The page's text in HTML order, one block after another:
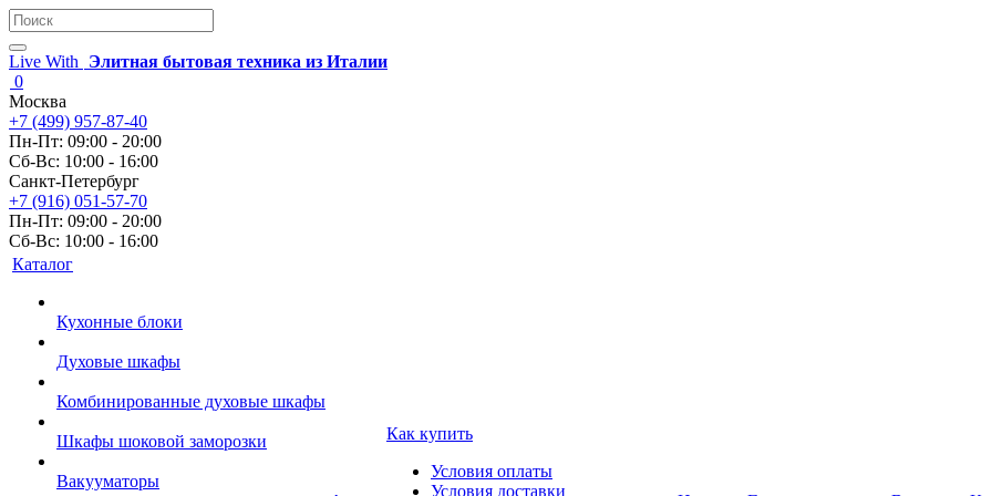
Live With
Элитная бытовая техника из Италии
0
Москва
+7 (499) 957-87-40
Пн-Пт: 09:00 - 20:00
Сб-Вс: 10:00 - 16:00
Санкт-Петербург
+7 (916) 051-57-70
Пн-Пт: 09:00 - 20:00
Сб-Вс: 10:00 - 16:00
Каталог
Кухонные блоки
Духовые шкафы
Комбинированные духовые шкафы
Шкафы шоковой заморозки
Вакууматоры
Как купить
Условия оплаты
Условия доставки